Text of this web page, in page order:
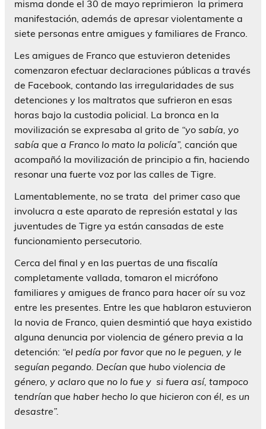
misma donde el 30 de mayo reprimieron la primera
manifestación, además de apresar violentamente a
siete personas entre amigues y familiares de Franco.
Les amigues de Franco que estuvieron detenides
comenzaron efectuar declaraciones públicas a través
de Facebook, contando las irregularidades de sus
detenciones y los maltratos que sufrieron en esas
horas bajo la custodia policial. La bronca en la
movilización se expresaba al grito de “yo sabía, yo
sabía que a Franco lo mato la policía”, canción que
acompañó la movilización de principio a fin, haciendo
resonar una fuerte voz por las calles de Tigre.
Lamentablemente, no se trata del primer caso que
involucra a este aparato de represión estatal y las
juventudes de Tigre ya están cansadas de este
funcionamiento persecutorio.
Cerca del final y en las puertas de una fiscalía
completamente vallada, tomaron el micrófono
familiares y amigues de franco para hacer oír su voz
entre les presentes. Entre les que hablaron estuvieron
la novia de Franco, quien desmintió que haya existido
alguna denuncia por violencia de género previa a la
detención: “el pedía por favor que no le peguen, y le
seguían pegando. Decían que hubo violencia de
género, y aclaro que no lo fue y si fuera así, tampoco
tendrían que haber hecho lo que hicieron con él, es un
desastre”.